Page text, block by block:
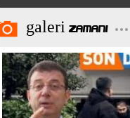
galeri ZAMANI